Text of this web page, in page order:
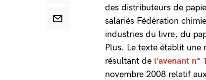
des distributeurs de
salariés Fédération
industries du livre, du
Plus. Le texte établit
résultant de l’avenant n°
novembre 2008 relatif